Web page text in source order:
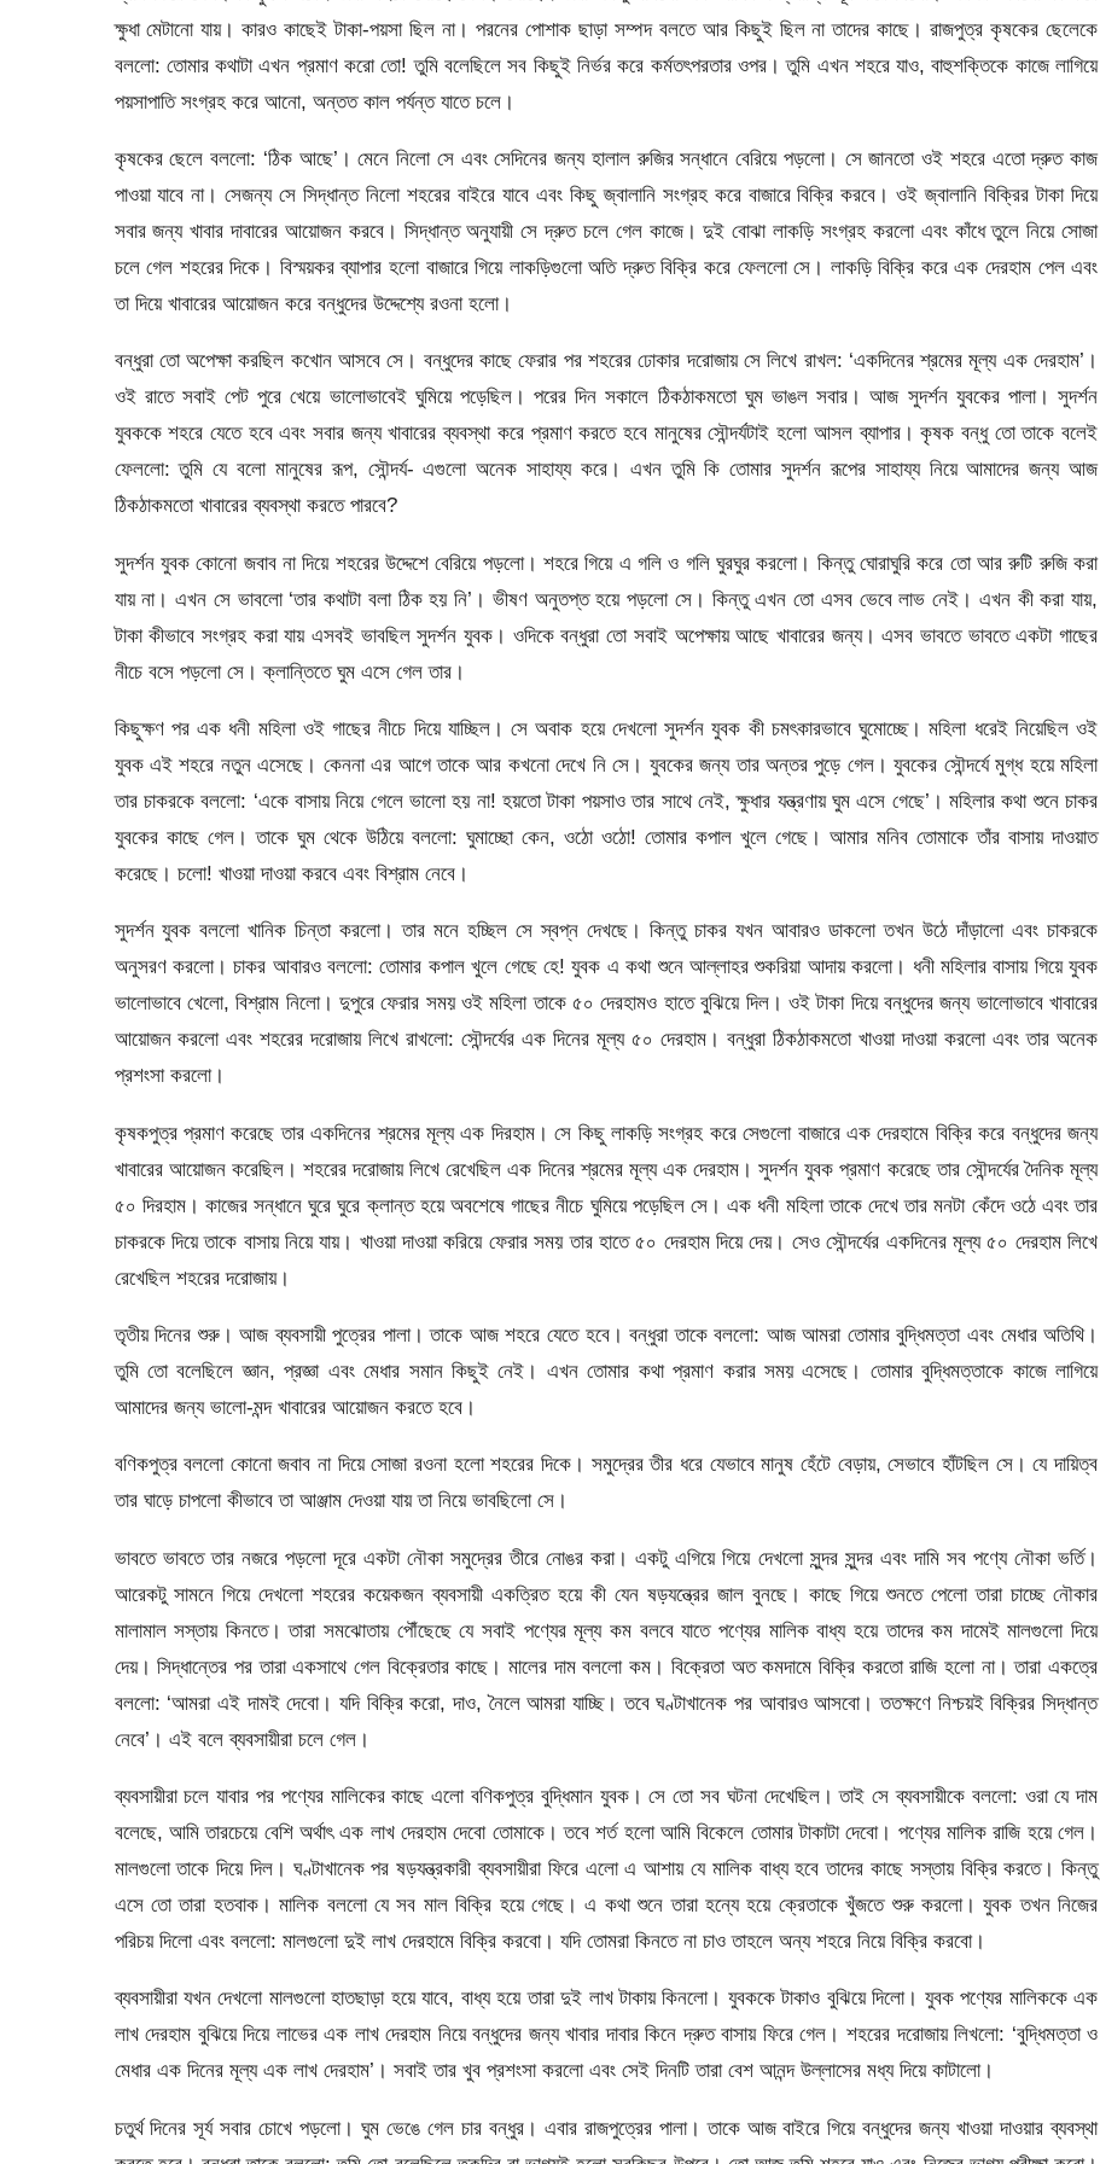
ক্ষুধা মেটানো যায়। কারও কাছেই টাকা-পয়সা ছিল না। পরনের পোশাক ছাড়া সম্পদ বলতে আর কিছুই ছিল না তাদের কাছে। রাজপুত্র কৃষকের ছেলেকে
বললো: তোমার কথাটা এখন প্রমাণ করো তো! তুমি বলেছিলে সব কিছুই নির্ভর করে কর্মতৎপরতার ওপর। তুমি এখন শহরে যাও, বাহুশক্তিকে কাজে লাগিয়ে
পয়সাপাতি সংগ্রহ করে আনো, অন্তত কাল পর্যন্ত যাতে চলে।
কৃষকের ছেলে বললো: ‘ঠিক আছে’। মেনে নিলো সে এবং সেদিনের জন্য হালাল রুজির সন্ধানে বেরিয়ে পড়লো। সে জানতো ওই শহরে এতো দ্রুত কাজ
পাওয়া যাবে না। সেজন্য সে সিদ্ধান্ত নিলো শহরের বাইরে যাবে এবং কিছু জ্বালানি সংগ্রহ করে বাজারে বিক্রি করবে। ওই জ্বালানি বিক্রির টাকা দিয়ে
সবার জন্য খাবার দাবারের আয়োজন করবে। সিদ্ধান্ত অনুযায়ী সে দ্রুত চলে গেল কাজে। দুই বোঝা লাকড়ি সংগ্রহ করলো এবং কাঁধে তুলে নিয়ে সোজা
চলে গেল শহরের দিকে। বিস্ময়কর ব্যাপার হলো বাজারে গিয়ে লাকড়িগুলো অতি দ্রুত বিক্রি করে ফেললো সে। লাকড়ি বিক্রি করে এক দেরহাম পেল এবং
তা দিয়ে খাবারের আয়োজন করে বন্ধুদের উদ্দেশ্যে রওনা হলো।
বন্ধুরা তো অপেক্ষা করছিল কখোন আসবে সে। বন্ধুদের কাছে ফেরার পর শহরের ঢোকার দরোজায় সে লিখে রাখল: ‘একদিনের শ্রমের মূল্য এক দেরহাম’।
ওই রাতে সবাই পেট পুরে খেয়ে ভালোভাবেই ঘুমিয়ে পড়েছিল। পরের দিন সকালে ঠিকঠাকমতো ঘুম ভাঙল সবার। আজ সুদর্শন যুবকের পালা। সুদর্শন
যুবককে শহরে যেতে হবে এবং সবার জন্য খাবারের ব্যবস্থা করে প্রমাণ করতে হবে মানুষের সৌন্দর্যটাই হলো আসল ব্যাপার। কৃষক বন্ধু তো তাকে বলেই
ফেললো: তুমি যে বলো মানুষের রূপ, সৌন্দর্য- এগুলো অনেক সাহায্য করে। এখন তুমি কি তোমার সুদর্শন রূপের সাহায্য নিয়ে আমাদের জন্য আজ
ঠিকঠাকমতো খাবারের ব্যবস্থা করতে পারবে?
সুদর্শন যুবক কোনো জবাব না দিয়ে শহরের উদ্দেশে বেরিয়ে পড়লো। শহরে গিয়ে এ গলি ও গলি ঘুরঘুর করলো। কিন্তু ঘোরাঘুরি করে তো আর রুটি রুজি করা
যায় না। এখন সে ভাবলো ‘তার কথাটা বলা ঠিক হয় নি’। ভীষণ অনুতপ্ত হয়ে পড়লো সে। কিন্তু এখন তো এসব ভেবে লাভ নেই। এখন কী করা যায়,
টাকা কীভাবে সংগ্রহ করা যায় এসবই ভাবছিল সুদর্শন যুবক। ওদিকে বন্ধুরা তো সবাই অপেক্ষায় আছে খাবারের জন্য। এসব ভাবতে ভাবতে একটা গাছের
নীচে বসে পড়লো সে। ক্লান্তিতে ঘুম এসে গেল তার।
কিছুক্ষণ পর এক ধনী মহিলা ওই গাছের নীচে দিয়ে যাচ্ছিল। সে অবাক হয়ে দেখলো সুদর্শন যুবক কী চমৎকারভাবে ঘুমোচ্ছে। মহিলা ধরেই নিয়েছিল ওই
যুবক এই শহরে নতুন এসেছে। কেননা এর আগে তাকে আর কখনো দেখে নি সে। যুবকের জন্য তার অন্তর পুড়ে গেল। যুবকের সৌন্দর্যে মুগ্ধ হয়ে মহিলা
তার চাকরকে বললো: ‘একে বাসায় নিয়ে গেলে ভালো হয় না! হয়তো টাকা পয়সাও তার সাথে নেই, ক্ষুধার যন্ত্রণায় ঘুম এসে গেছে’। মহিলার কথা শুনে চাকর
যুবকের কাছে গেল। তাকে ঘুম থেকে উঠিয়ে বললো: ঘুমাচ্ছো কেন, ওঠো ওঠো! তোমার কপাল খুলে গেছে। আমার মনিব তোমাকে তাঁর বাসায় দাওয়াত
করেছে। চলো! খাওয়া দাওয়া করবে এবং বিশ্রাম নেবে।
সুদর্শন যুবক বললো খানিক চিন্তা করলো। তার মনে হচ্ছিল সে স্বপ্ন দেখছে। কিন্তু চাকর যখন আবারও ডাকলো তখন উঠে দাঁড়ালো এবং চাকরকে
অনুসরণ করলো। চাকর আবারও বললো: তোমার কপাল খুলে গেছে হে! যুবক এ কথা শুনে আল্লাহর শুকরিয়া আদায় করলো। ধনী মহিলার বাসায় গিয়ে যুবক
ভালোভাবে খেলো, বিশ্রাম নিলো। দুপুরে ফেরার সময় ওই মহিলা তাকে ৫০ দেরহামও হাতে বুঝিয়ে দিল। ওই টাকা দিয়ে বন্ধুদের জন্য ভালোভাবে খাবারের
আয়োজন করলো এবং শহরের দরোজায় লিখে রাখলো: সৌন্দর্যের এক দিনের মূল্য ৫০ দেরহাম। বন্ধুরা ঠিকঠাকমতো খাওয়া দাওয়া করলো এবং তার অনেক
প্রশংসা করলো।
কৃষকপুত্র প্রমাণ করেছে তার একদিনের শ্রমের মূল্য এক দিরহাম। সে কিছু লাকড়ি সংগ্রহ করে সেগুলো বাজারে এক দেরহামে বিক্রি করে বন্ধুদের জন্য
খাবারের আয়োজন করেছিল। শহরের দরোজায় লিখে রেখেছিল এক দিনের শ্রমের মূল্য এক দেরহাম। সুদর্শন যুবক প্রমাণ করেছে তার সৌন্দর্যের দৈনিক মূল্য
৫০ দিরহাম। কাজের সন্ধানে ঘুরে ঘুরে ক্লান্ত হয়ে অবশেষে গাছের নীচে ঘুমিয়ে পড়েছিল সে। এক ধনী মহিলা তাকে দেখে তার মনটা কেঁদে ওঠে এবং তার
চাকরকে দিয়ে তাকে বাসায় নিয়ে যায়। খাওয়া দাওয়া করিয়ে ফেরার সময় তার হাতে ৫০ দেরহাম দিয়ে দেয়। সেও সৌন্দর্যের একদিনের মূল্য ৫০ দেরহাম লিখে
রেখেছিল শহরের দরোজায়।
তৃতীয় দিনের শুরু। আজ ব্যবসায়ী পুত্রের পালা। তাকে আজ শহরে যেতে হবে। বন্ধুরা তাকে বললো: আজ আমরা তোমার বুদ্ধিমত্তা এবং মেধার অতিথি।
তুমি তো বলেছিলে জ্ঞান, প্রজ্ঞা এবং মেধার সমান কিছুই নেই। এখন তোমার কথা প্রমাণ করার সময় এসেছে। তোমার বুদ্ধিমত্তাকে কাজে লাগিয়ে
আমাদের জন্য ভালো-মন্দ খাবারের আয়োজন করতে হবে।
বণিকপুত্র বললো কোনো জবাব না দিয়ে সোজা রওনা হলো শহরের দিকে। সমুদ্রের তীর ধরে যেভাবে মানুষ হেঁটে বেড়ায়, সেভাবে হাঁটছিল সে। যে দায়িত্ব
তার ঘাড়ে চাপলো কীভাবে তা আঞ্জাম দেওয়া যায় তা নিয়ে ভাবছিলো সে।
ভাবতে ভাবতে তার নজরে পড়লো দূরে একটা নৌকা সমুদ্রের তীরে নোঙর করা। একটু এগিয়ে গিয়ে দেখলো সুন্দর সুন্দর এবং দামি সব পণ্যে নৌকা ভর্তি।
আরেকটু সামনে গিয়ে দেখলো শহরের কয়েকজন ব্যবসায়ী একত্রিত হয়ে কী যেন ষড়যন্ত্রের জাল বুনছে। কাছে গিয়ে শুনতে পেলো তারা চাচ্ছে নৌকার
মালামাল সস্তায় কিনতে। তারা সমঝোতায় পৌঁছেছে যে সবাই পণ্যের মূল্য কম বলবে যাতে পণ্যের মালিক বাধ্য হয়ে তাদের কম দামেই মালগুলো দিয়ে
দেয়। সিদ্ধান্তের পর তারা একসাথে গেল বিক্রেতার কাছে। মালের দাম বললো কম। বিক্রেতা অত কমদামে বিক্রি করতো রাজি হলো না। তারা একত্রে
বললো: ‘আমরা এই দামই দেবো। যদি বিক্রি করো, দাও, নৈলে আমরা যাচ্ছি। তবে ঘণ্টাখানেক পর আবারও আসবো। ততক্ষণে নিশ্চয়ই বিক্রির সিদ্ধান্ত
নেবে’। এই বলে ব্যবসায়ীরা চলে গেল।
ব্যবসায়ীরা চলে যাবার পর পণ্যের মালিকের কাছে এলো বণিকপুত্র বুদ্ধিমান যুবক। সে তো সব ঘটনা দেখেছিল। তাই সে ব্যবসায়ীকে বললো: ওরা যে দাম
বলেছে, আমি তারচেয়ে বেশি অর্থাৎ এক লাখ দেরহাম দেবো তোমাকে। তবে শর্ত হলো আমি বিকেলে তোমার টাকাটা দেবো। পণ্যের মালিক রাজি হয়ে গেল।
মালগুলো তাকে দিয়ে দিল। ঘণ্টাখানেক পর ষড়যন্ত্রকারী ব্যবসায়ীরা ফিরে এলো এ আশায় যে মালিক বাধ্য হবে তাদের কাছে সস্তায় বিক্রি করতে। কিন্তু
এসে তো তারা হতবাক। মালিক বললো যে সব মাল বিক্রি হয়ে গেছে। এ কথা শুনে তারা হন্যে হয়ে ক্রেতাকে খুঁজতে শুরু করলো। যুবক তখন নিজের
পরিচয় দিলো এবং বললো: মালগুলো দুই লাখ দেরহামে বিক্রি করবো। যদি তোমরা কিনতে না চাও তাহলে অন্য শহরে নিয়ে বিক্রি করবো।
ব্যবসায়ীরা যখন দেখলো মালগুলো হাতছাড়া হয়ে যাবে, বাধ্য হয়ে তারা দুই লাখ টাকায় কিনলো। যুবককে টাকাও বুঝিয়ে দিলো। যুবক পণ্যের মালিককে এক
লাখ দেরহাম বুঝিয়ে দিয়ে লাভের এক লাখ দেরহাম নিয়ে বন্ধুদের জন্য খাবার দাবার কিনে দ্রুত বাসায় ফিরে গেল। শহরের দরোজায় লিখলো: ‘বুদ্ধিমত্তা ও
মেধার এক দিনের মূল্য এক লাখ দেরহাম’। সবাই তার খুব প্রশংসা করলো এবং সেই দিনটি তারা বেশ আনন্দ উল্লাসের মধ্য দিয়ে কাটালো।
চতুর্থ দিনের সূর্য সবার চোখে পড়লো। ঘুম ভেঙে গেল চার বন্ধুর। এবার রাজপুত্রের পালা। তাকে আজ বাইরে গিয়ে বন্ধুদের জন্য খাওয়া দাওয়ার ব্যবস্থা